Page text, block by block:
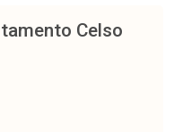
Celso